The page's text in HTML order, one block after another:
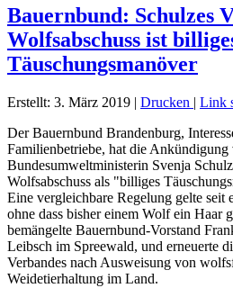
Bauernbund: Schulzes
Wolfsabschuss ist
Täuschungsmanöver
Erstellt: 3. März 2019 | Drucken | Link
Der Bauernbund Brandenburg,
Familienbetriebe, hat die Ankündigung
Bundesumweltministerin Svenja
Wolfsabschuss als "billiges
Eine vergleichbare Regelung gelte seit
ohne dass bisher einem Wolf ein Haar
bemängelte Bauernbund-Vorstand
Leibsch im Spreewald, und erneuerte
Verbandes nach Ausweisung von
Weidetierhaltung im Land.